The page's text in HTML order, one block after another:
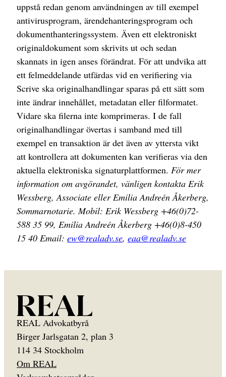
uppstå redan genom användningen av till exempel
antivirusprogram, ärendehanteringsprogram och
dokumenthanteringssystem. Även ett elektroniskt
originaldokument som skrivits ut och sedan
skannats in igen anses förändrat. För att undvika att
ett felmeddelande utfärdas vid en verifiering via
Scrive ska originalhandlingar sparas på ett sätt som
inte ändrar innehållet, metadatan eller filformatet.
Vidare ska filerna inte komprimeras. I de fall
originalhandlingar övertas i samband med till
exempel en transaktion är det även av yttersta vikt
att kontrollera att dokumenten kan verifieras via den
aktuella elektroniska signaturplattformen. För mer
information om avgörandet, vänligen kontakta Erik
Wessberg, Associate eller Emilia Andreén Åkerberg,
Sommarnotarie. Mobil: Erik Wessberg +46(0)72-
588 35 99, Emilia Andreén Åkerberg +46(0)8-450
15 40 Email: ew@realadv.se, eaa@realadv.se
REAL Advokatbyrå
Birger Jarlsgatan 2, plan 3
114 34 Stockholm
Om REAL